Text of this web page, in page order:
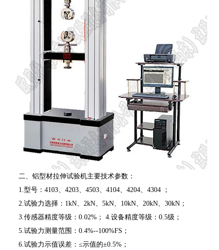
二、铝型材拉伸试验机主要技术参数：
1.型号：4103、4203、4503、4104、4204、4304 ；
2.试验力选择：1kN、2kN、5kN、10kN、20kN、30kN；
3.传感器精度等级：0.02%； 4.设备精度等级：0.5级；
5.试验力测量范围：0.4%--100%FS；
6.试验力示值误差：≤示值的±0.5%；